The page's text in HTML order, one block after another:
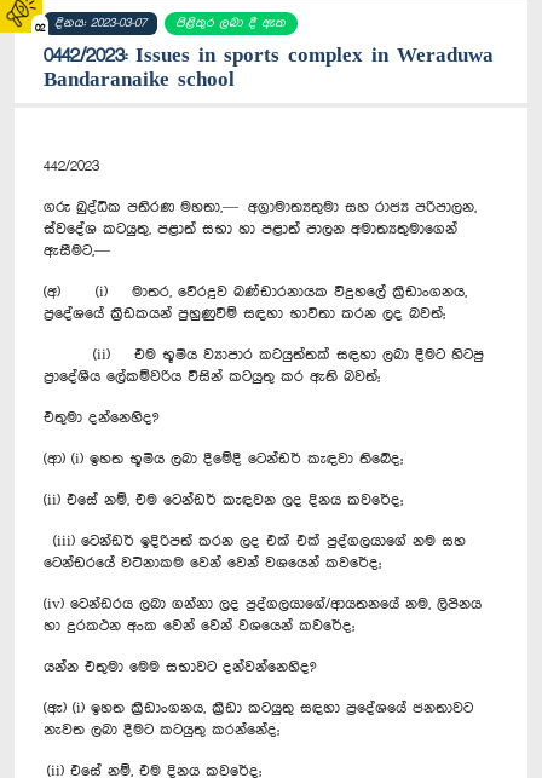
02 දිනය: 2023-03-07 පිළිතුර ලබා දී ඇත
0442/2023: Issues in sports complex in Weraduwa
Bandaranaike school
442/2023
ගරු බුද්ධික පතිරණ මහතා,— අග්‍රාමාත්‍යතුමා සහ රාජ්‍ය පරිපාලන,
ස්වදේශ කටයුතු, පළාත් සභා හා පළාත් පාලන අමාත්‍යතුමාගෙන්
ඇසීමට,—
(අ) (i) මාතර, වේරදූව බණ්ඩාරනායක විදුහලේ ක්‍රීඩාංගනය,
ප්‍රදේශයේ ක්‍රීඩකයන් පුහුණුවීම් සඳහා භාවිතා කරන ලද බවත්;
(ii) එම භූමිය ව්‍යාපාර කටයුත්තක් සඳහා ලබා දීමට හිටපු
ප්‍රාදේශීය ලේකම්වරිය විසින් කටයුතු කර ඇති බවත්;
එතුමා දන්නෙහිද?
(ආ) (i) ඉහත භූමිය ලබා දීමේදී ටෙන්ඩර් කැඳවා තිබේද;
(ii) එසේ නම්, එම ටෙන්ඩර් කැඳවන ලද දිනය කවරේද;
(iii) ටෙන්ඩර් ඉදිරිපත් කරන ලද එක් එක් පුද්ගලයාගේ නම සහ
ටෙන්ඩරයේ වටිනාකම වෙන් වෙන් වශයෙන් කවරේද;
(iv) ටෙන්ඩරය ලබා ගන්නා ලද පුද්ගලයාගේ/ආයතනයේ නම, ලිපිනය
හා දුරකථන අංක ‍වෙන් වෙන් වශයෙන් කවරේද;
යන්න එතුමා මෙම සභාවට දන්වන්නෙහිද?
(ඇ) (i) ඉහත ක්‍රීඩාංගනය, ක්‍රීඩා කටයුතු සඳහා ප්‍රදේශයේ ජනතාවට
නැවත ලබා දීමට කටයුතු කරන්නේද;
(ii) එසේ නම්, එම දිනය කවරේද;